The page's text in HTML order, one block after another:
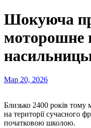
Шокуюча
моторошне
Мар 20, 2026
Близько 2400 років тому майже два десятки кельтських чоловіків були поховані у вкрай незвичному положенні
на території сучасного
початковою школою.